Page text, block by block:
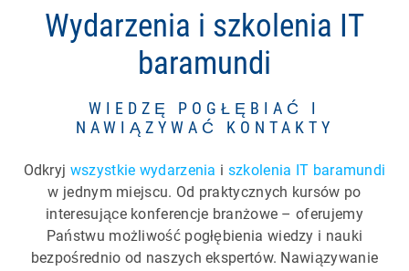
Wydarzenia i szkolenia IT
baramundi
WIEDZĘ POGŁĘBIAĆ I
NAWIĄZYWAĆ KONTAKTY
Odkryj wszystkie wydarzenia i szkolenia IT baramundi
w jednym miejscu. Od praktycznych kursów po
interesujące konferencje branżowe – oferujemy
Państwu możliwość pogłębienia wiedzy i nauki
bezpośrednio od naszych ekspertów. Nawiązywanie